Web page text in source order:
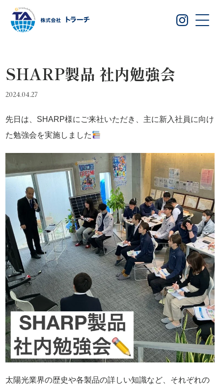
SHARP製品 社内勉強会
2024.04.27
先日は、SHARP様にご来社いただき、主に新入社員に向け
た勉強会を実施しました
太陽光業界の歴史や各製品の詳しい知識など、それぞれの